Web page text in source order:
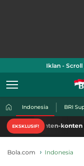
Iklan -
Indonesia BRI
EKSKLUSIF!
konten Piala Dunia
Bola.com Indonesia